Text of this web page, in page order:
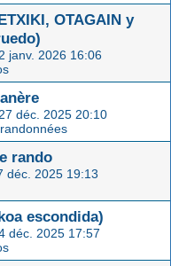
OTAGAIN y
janv. 2026 16:06
déc. 2025 20:10
rando
déc. 2025 19:13
escondida)
déc. 2025 17:57